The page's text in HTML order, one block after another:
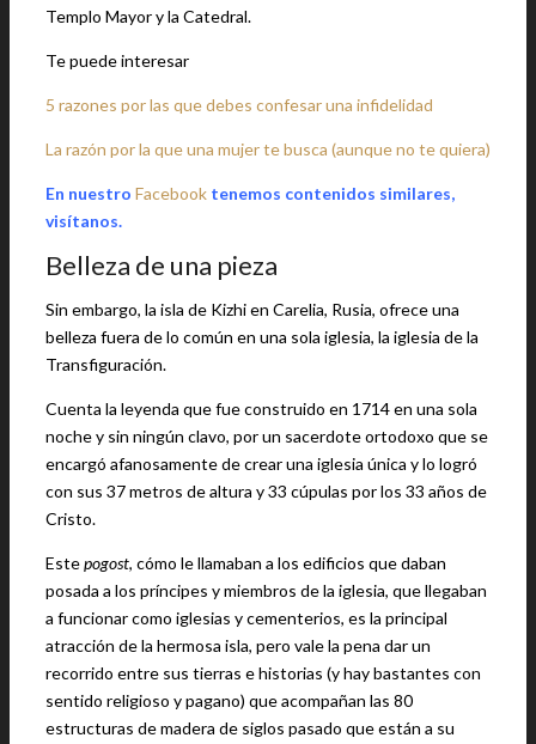
Templo Mayor y la Catedral.
Te puede interesar
5 razones por las que debes confesar una infidelidad
La razón por la que una mujer te busca (aunque no te quiera)
En nuestro Facebook tenemos contenidos similares,
visítanos.
Belleza de una pieza
Sin embargo, la isla de Kizhi en Carelia, Rusia, ofrece una
belleza fuera de lo común en una sola iglesia, la iglesia de la
Transfiguración.
Cuenta la leyenda que fue construido en 1714 en una sola
noche y sin ningún clavo, por un sacerdote ortodoxo que se
encargó afanosamente de crear una iglesia única y lo logró
con sus 37 metros de altura y 33 cúpulas por los 33 años de
Cristo.
Estepogost, cómo le llamaban a los edificios que daban
posada a los príncipes y miembros de la iglesia, que llegaban
a funcionar como iglesias y cementerios, es la principal
atracción de la hermosa isla, pero vale la pena dar un
recorrido entre sus tierras e historias (y hay bastantes con
sentido religioso y pagano) que acompañan las 80
estructuras de madera de siglos pasado que están a su